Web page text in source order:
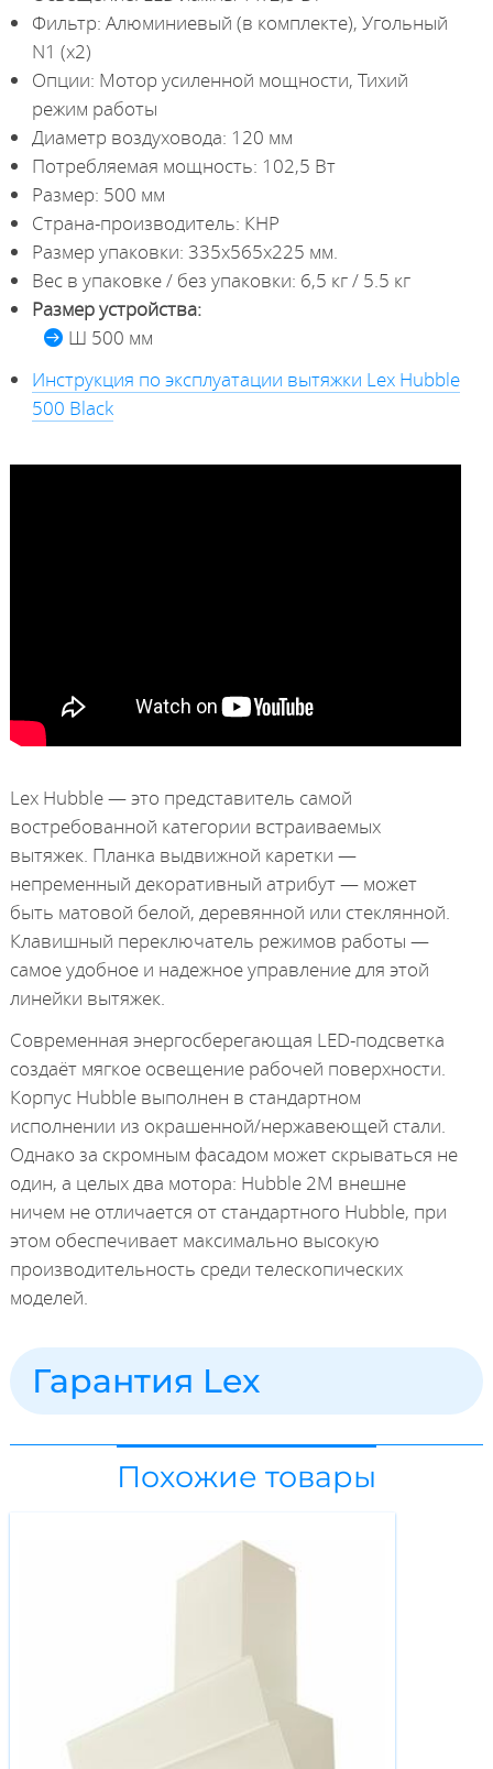
Фильтр: Алюминиевый (в комплекте), Угольный
N1 (х2)
Опции: Мотор усиленной мощности, Тихий
режим работы
Диаметр воздуховода: 120 мм
Потребляемая мощность: 102,5 Вт
Размер: 500 мм
Страна-производитель: КНР
Размер упаковки: 335х565х225 мм.
Вес в упаковке / без упаковки: 6,5 кг / 5.5 кг
Размер устройства:
Ш 500 мм
Инструкция по эксплуатации вытяжки Lex Hubble
500 Black
Lex Hubble — это представитель самой
востребованной категории встраиваемых
вытяжек. Планка выдвижной каретки —
непременный декоративный атрибут — может
быть матовой белой, деревянной или стеклянной.
Клавишный переключатель режимов работы —
самое удобное и надежное управление для этой
линейки вытяжек.
Современная энергосберегающая LED-подсветка
создаёт мягкое освещение рабочей поверхности.
Корпус Hubble выполнен в стандартном
исполнении из окрашенной/нержавеющей стали.
Однако за скромным фасадом может скрываться не
один, а целых два мотора: Hubble 2М внешне
ничем не отличается от стандартного Hubble, при
этом обеспечивает максимально высокую
производительность среди телескопических
моделей.
Гарантия Lex
Похожие товары